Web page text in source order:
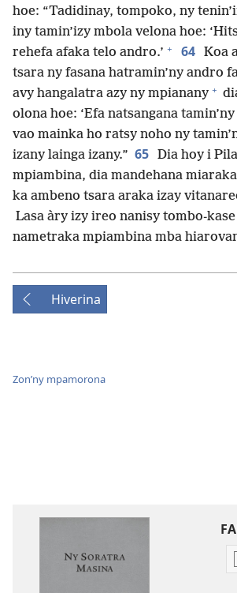
hoe: “Tadidinay, tompoko, ny
iny tamin’izy mbola velona hoe:
rehefa afaka telo andro.’ + 64 Koa
tsara ny fasana hatramin’ny andro
avy hangalatra azy ny mpianany +
olona hoe: ‘Efa natsangana
vao mainka ho ratsy noho ny
izany lainga izany.” 65 Dia hoy i
mpiambina, dia mandehana
ka ambeno tsara araka izay
Lasa àry izy ireo nanisy tombo-
nametraka mpiambina mba
Hiverina
Zon’ny mpamorona